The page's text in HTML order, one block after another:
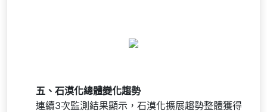
五、石漠化總體變化趨勢
連續3次監測結果顯示，石漠化擴展趨勢整體獲得